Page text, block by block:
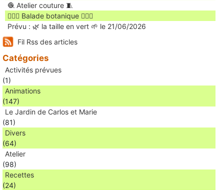
🧶 Atelier couture 🧵
🚶🏻‍♀️ Balade botanique 🚶🏻‍♂️
Prévu : 🌿 la taille en vert 🌱 le 21/06/2026
Fil Rss des articles
Catégories
Activités prévues
(1)
Animations
(147)
Le Jardin de Carlos et Marie
(81)
Divers
(64)
Atelier
(98)
Recettes
(24)